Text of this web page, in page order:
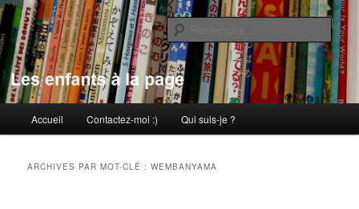
Aller
au
contenu
principal
Aller
au
contenu
secondaireLes enfants à la page
principal
Accueil Contactez-moi :) Qui suis-je ?
ARCHIVES PAR MOT-CLÉ :WEMBANYAMA